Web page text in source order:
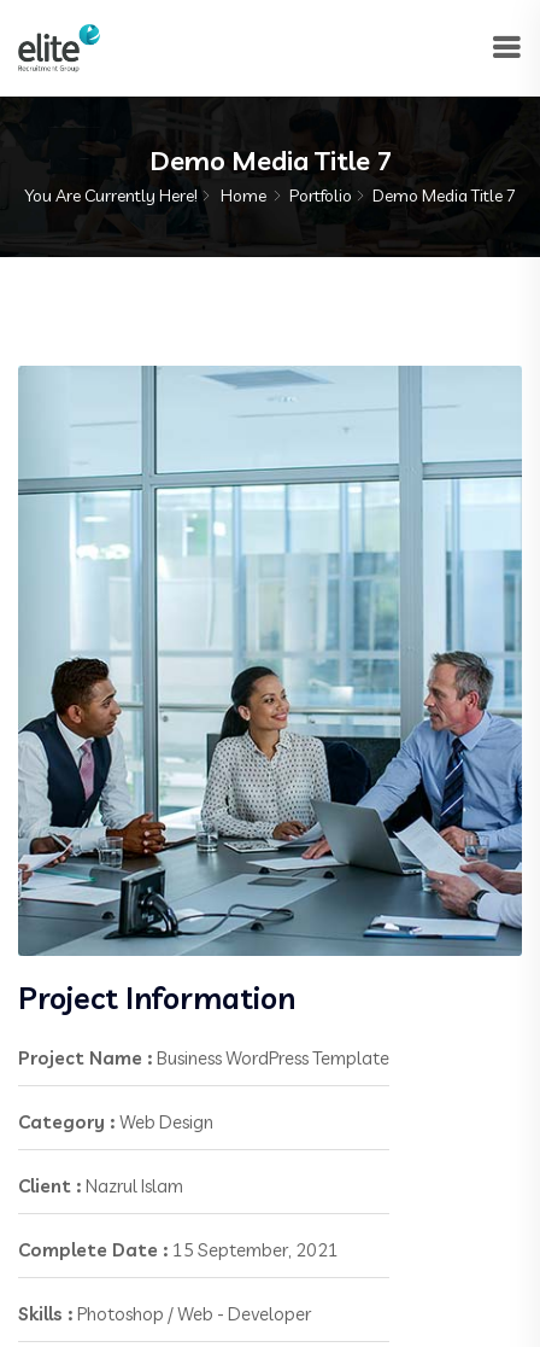
Demo Media Title 7
You Are Currently Here! Home Portfolio Demo Media Title 7
Project Information
Project Name : Business WordPress Template
Category : Web Design
Client : Nazrul Islam
Complete Date : 15 September, 2021
Skills : Photoshop / Web - Developer